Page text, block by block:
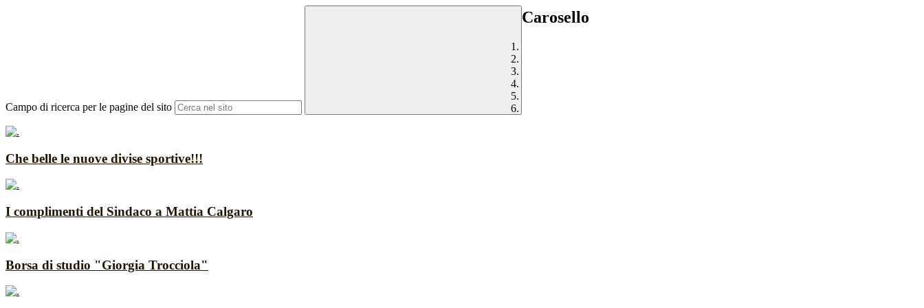
Campo di ricerca per le pagine del sito
Carosello
Che belle le nuove divise sportive!!!
I complimenti del Sindaco a Mattia Calgaro
Borsa di studio "Giorgia Trocciola"